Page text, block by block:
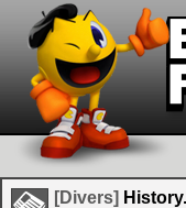
[Divers]